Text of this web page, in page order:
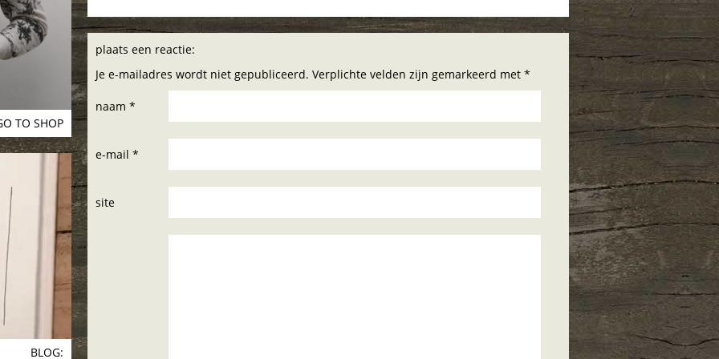
TO SHOP
BLOG:
plaats een reactie:
Je e-mailadres wordt niet gepubliceerd. Verplichte velden zijn gemarkeerd met *
naam *
e-mail *
site